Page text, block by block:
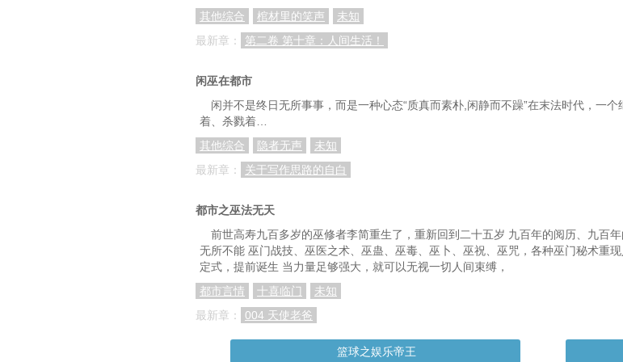
其他综合 棺材里的笑声
未知
最新章：
第二卷 第十章：人间生活！
闲巫在都市
闲并不是终日无所事事，而是一种心态“质真而素朴,闲静而不躁”在末法时代，一
着、杀戮着…
其他综合
隐者无声
未知
最新章：
关于写作思路的自白
都市之巫法无天
前世高寿九百多岁的巫修者李简重生了，重新回到二十五岁 九百年的阅历、九百
无所不能 巫门战技、巫医之术、巫蛊、巫毒、巫卜、巫祝、巫咒，各种巫门秘术重
定式，提前诞生 当力量足够强大，就可以无视一切人间束缚，
都市言情
十喜临门
未知
最新章：
004 天使老爸
篮球之娱乐帝王